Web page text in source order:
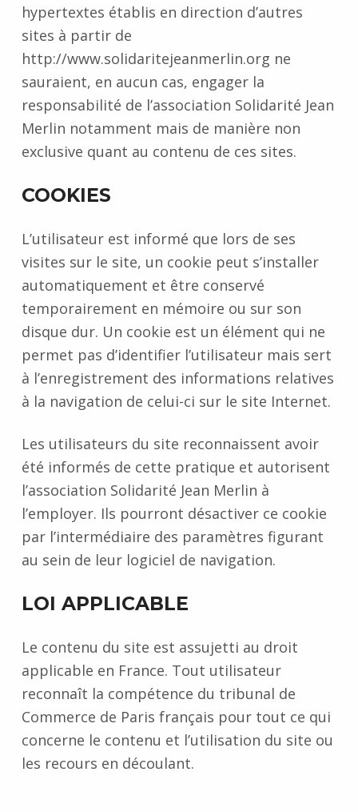
hypertextes établis en direction d’autres
sites à partir de
http://www.solidaritejeanmerlin.org ne
sauraient, en aucun cas, engager la
responsabilité de l’association Solidarité Jean
Merlin notamment mais de manière non
exclusive quant au contenu de ces sites.
COOKIES
L’utilisateur est informé que lors de ses
visites sur le site, un cookie peut s’installer
automatiquement et être conservé
temporairement en mémoire ou sur son
disque dur. Un cookie est un élément qui ne
permet pas d’identifier l’utilisateur mais sert
à l’enregistrement des informations relatives
à la navigation de celui-ci sur le site Internet.
Les utilisateurs du site reconnaissent avoir
été informés de cette pratique et autorisent
l’association Solidarité Jean Merlin à
l’employer. Ils pourront désactiver ce cookie
par l’intermédiaire des paramètres figurant
au sein de leur logiciel de navigation.
LOI APPLICABLE
Le contenu du site est assujetti au droit
applicable en France. Tout utilisateur
reconnaît la compétence du tribunal de
Commerce de Paris français pour tout ce qui
concerne le contenu et l’utilisation du site ou
les recours en découlant.